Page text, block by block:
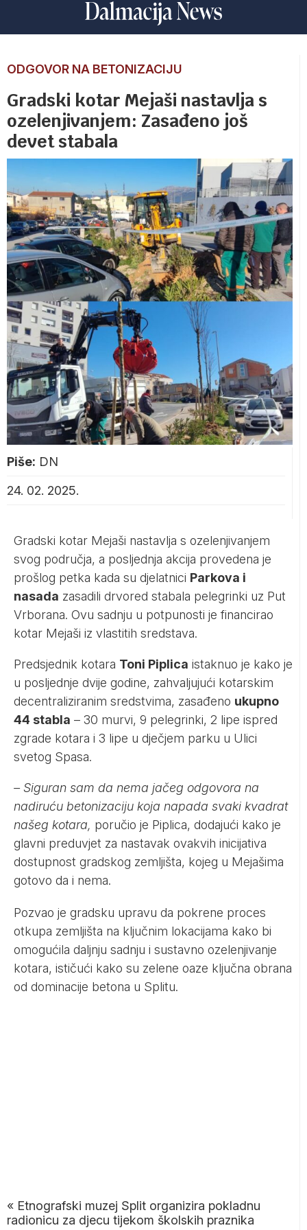
ODGOVOR NA BETONIZACIJU
Gradski kotar Mejaši nastavlja s
ozelenjivanjem: Zasađeno još
devet stabala
Piše: DN
24. 02. 2025.
Gradski kotar Mejaši nastavlja s ozelenjivanjem
svog područja, a posljednja akcija provedena je
prošlog petka kada su djelatnici Parkova i
nasada zasadili drvored stabala pelegrinki uz Put
Vrborana. Ovu sadnju u potpunosti je financirao
kotar Mejaši iz vlastitih sredstava.
Predsjednik kotara Toni Piplica istaknuo je kako je
u posljednje dvije godine, zahvaljujući kotarskim
decentraliziranim sredstvima, zasađeno ukupno
44 stabla – 30 murvi, 9 pelegrinki, 2 lipe ispred
zgrade kotara i 3 lipe u dječjem parku u Ulici
svetog Spasa.
– Siguran sam da nema jačeg odgovora na
nadiruću betonizaciju koja napada svaki kvadrat
našeg kotara, poručio je Piplica, dodajući kako je
glavni preduvjet za nastavak ovakvih inicijativa
dostupnost gradskog zemljišta, kojeg u Mejašima
gotovo da i nema.
Pozvao je gradsku upravu da pokrene proces
otkupa zemljišta na ključnim lokacijama kako bi
omogućila daljnju sadnju i sustavno ozelenjivanje
kotara, ističući kako su zelene oaze ključna obrana
od dominacije betona u Splitu.
« Etnografski muzej Split organizira pokladnu
radionicu za djecu tijekom školskih praznika